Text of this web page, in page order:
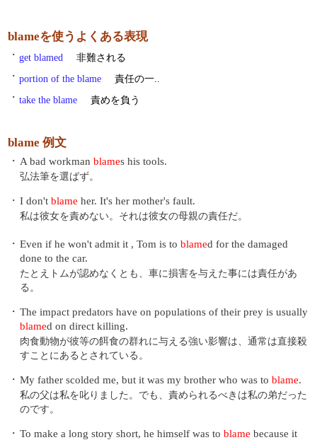
blameを使うよくある表現
・ get blamed
非難される
・ portion of the blame
責任の一..
・ take the blame 責めを負う
blame 例文
・ A bad workman blames his tools.
弘法筆を選ばず。
・ I don't blame her. It's her mother's fault.
私は彼女を責めない。それは彼女の母親の責任だ。
・ Even if he won't admit it , Tom is to blamed for the damaged
done to the car.
たとえトムが認めなくとも、車に損害を与えた事には責任があ
る。
・ The impact predators have on populations of their prey is usually
blamed on direct killing.
肉食動物が彼等の餌食の群れに与える強い影響は、通常は直接殺
すことにあるとされている。
・ My father scolded me, but it was my brother who was to blame.
私の父は私を叱りました。でも、責められるべきは私の弟だった
のです。
・ To make a long story short, he himself was to blame because it